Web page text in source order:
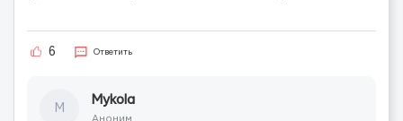
6 Ответить
M
Mykola
Аноним